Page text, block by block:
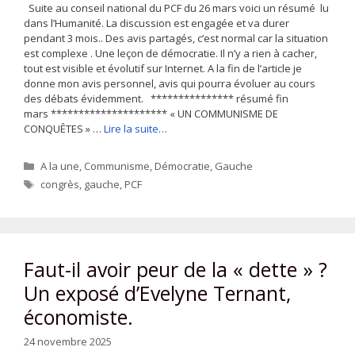
Suite au conseil national du PCF du 26 mars voici un résumé lu
dans l’Humanité. La discussion est engagée et va durer
pendant 3 mois.. Des avis partagés, c’est normal car la situation
est complexe . Une leçon de démocratie. Il n’y a rien à cacher,
tout est visible et évolutif sur Internet. A la fin de l’article je
donne mon avis personnel, avis qui pourra évoluer au cours
des débats évidemment. *************** résumé fin
mars ********************* « UN COMMUNISME DE
CONQUÊTES » … Lire la suite…
Catégories
A la une, Communisme,Démocratie, Gauche
Étiquettes
congrès, gauche,PCF
Faut-il avoir peur de la « dette » ?
Un exposé d’Evelyne Ternant,
économiste.
24 novembre 2025